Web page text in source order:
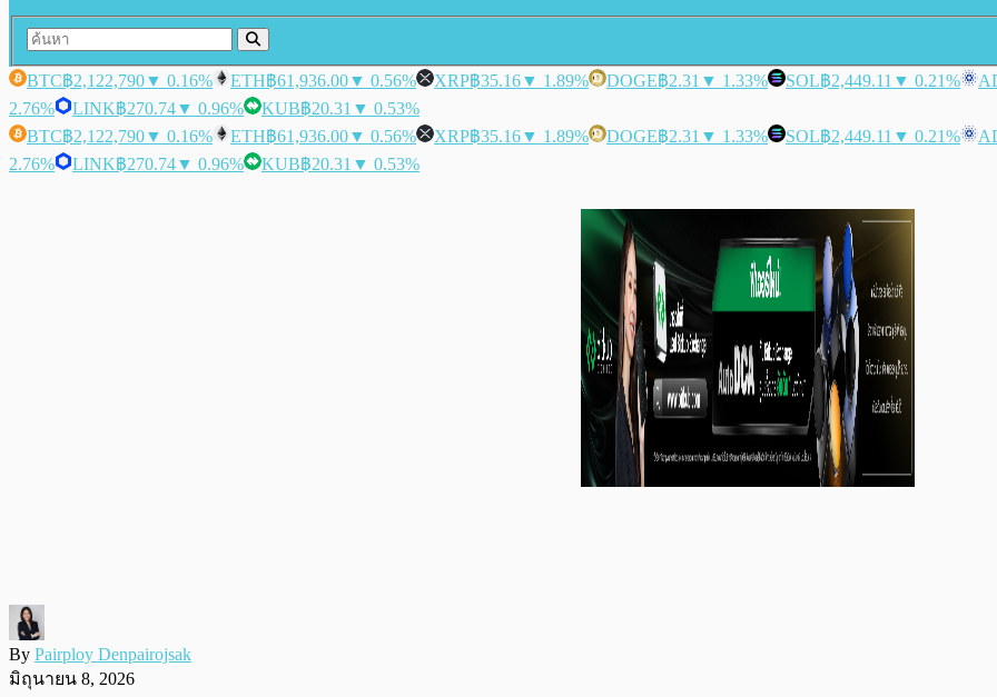
BTC฿2,122,790▼ 0.16% ETH฿61,936.00▼ 0.56% XRP฿35.16▼ 1.89% DOGE฿2.31 ▼ 1.33% SOL฿2,449.11 ▼ 0.21%
2.76%
LINK฿270.74▼ 0.96% KUB฿20.31 ▼ 0.53%
BTC฿2,122,790▼ 0.16% ETH฿61,936.00▼ 0.56% XRP฿35.16▼ 1.89% DOGE฿2.31 ▼ 1.33% SOL฿2,449.11 ▼ 0.21%
2.76%
LINK฿270.74▼ 0.96% KUB฿20.31 ▼ 0.53%
By Pairploy Denpairojsak
มิถุนายน 8, 2026